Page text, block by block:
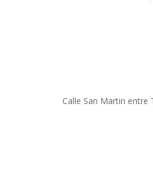
Calle San Martin entre